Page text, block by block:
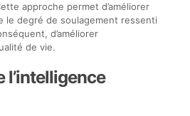
approche permet d’améliorer
le degré de soulagement ressenti
d’améliorer
de vie.
l’intelligence